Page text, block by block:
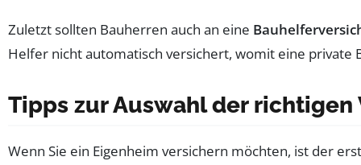
Zuletzt sollten Bauherren auch an eine
Helfer nicht automatisch versichert, womit eine
Tipps zur Auswahl der richtigen
Wenn Sie ein Eigenheim versichern möchten, ist der